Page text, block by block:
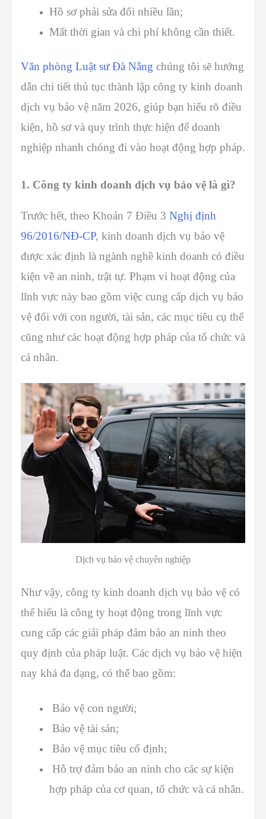
Hồ sơ phải sửa đổi nhiều lần;
Mất thời gian và chi phí không cần thiết.
Văn phòng Luật sư Đà Nẵng chúng tôi sẽ hướng
dẫn chi tiết thủ tục thành lập công ty kinh doanh
dịch vụ bảo vệ năm 2026, giúp bạn hiểu rõ điều
kiện, hồ sơ và quy trình thực hiện để doanh
nghiệp nhanh chóng đi vào hoạt động hợp pháp.
1. Công ty kinh doanh dịch vụ bảo vệ là gì?
Trước hết, theo Khoản 7 Điều 3 Nghị định
96/2016/NĐ-CP, kinh doanh dịch vụ bảo vệ
được xác định là ngành nghề kinh doanh có điều
kiện về an ninh, trật tự. Phạm vi hoạt động của
lĩnh vực này bao gồm việc cung cấp dịch vụ bảo
vệ đối với con người, tài sản, các mục tiêu cụ thể
cũng như các hoạt động hợp pháp của tổ chức và
cá nhân.
Dịch vụ bảo vệ chuyên nghiệp
Như vậy, công ty kinh doanh dịch vụ bảo vệ có
thể hiểu là công ty hoạt động trong lĩnh vực
cung cấp các giải pháp đảm bảo an ninh theo
quy định của pháp luật. Các dịch vụ bảo vệ hiện
nay khá đa dạng, có thể bao gồm:
Bảo vệ con người;
Bảo vệ tài sản;
Bảo vệ mục tiêu cố định;
Hỗ trợ đảm bảo an ninh cho các sự kiện
hợp pháp của cơ quan, tổ chức và cá nhân.